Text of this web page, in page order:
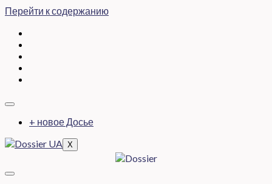
Перейти к содержанию
+ новое Досье
X